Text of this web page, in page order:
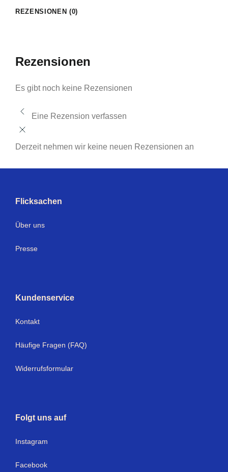
REZENSIONEN (0)
Rezensionen
Es gibt noch keine Rezensionen
Eine Rezension verfassen
Derzeit nehmen wir keine neuen Rezensionen an
Flicksachen
Über uns
Presse
Kundenservice
Kontakt
Häufige Fragen (FAQ)
Widerrufsformular
Folgt uns auf
Instagram
Facebook